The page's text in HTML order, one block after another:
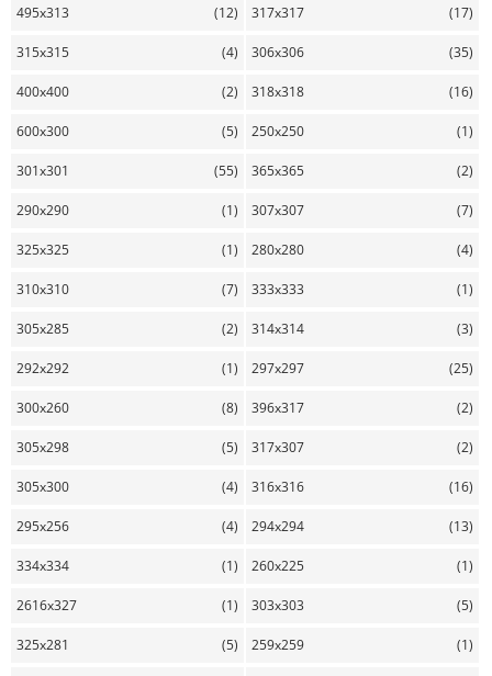
495x313 (12) 317x317 (17)
315x315 (4) 306x306 (35)
400x400 (2) 318x318 (16)
600x300 (5) 250x250 (1)
301x301 (55) 365x365 (2)
290x290 (1) 307x307 (7)
325x325 (1) 280x280 (4)
310x310 (7) 333x333 (1)
305x285 (2) 314x314 (3)
292x292 (1) 297x297 (25)
300x260 (8) 396x317 (2)
305x298 (5) 317x307 (2)
305x300 (4) 316x316 (16)
295x256 (4) 294x294 (13)
334x334 (1) 260x225 (1)
2616x327 (1) 303x303 (5)
325x281 (5) 259x259 (1)